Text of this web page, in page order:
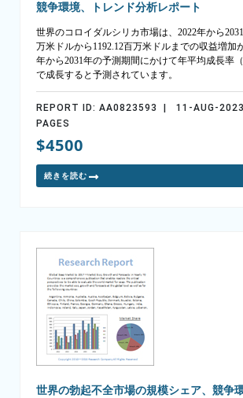
競争環境、トレンド分析レポート
世界のコロイダルシリカ市場は、2022年から
万米ドルから1192.12百万米ドルまでの収益増加
年から2031年の予測期間にかけて年平均成長率
で成長すると予測されています。
REPORT ID: AA0823593 | 11-AUG-
PAGES
$4500
続きを読む
世界の勃起不全市場の規模シェア、競争